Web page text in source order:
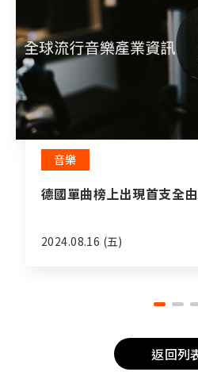
音樂
德國單曲榜上出現首支全
2024.08.16 (五)
返回列